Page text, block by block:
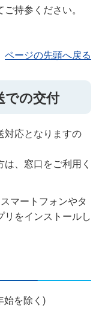
持参ください。
ページの先頭へ戻る
での交付
対応となりますの
、窓口をご利用く
マートフォンやタ
リをインストールし
始を除く)